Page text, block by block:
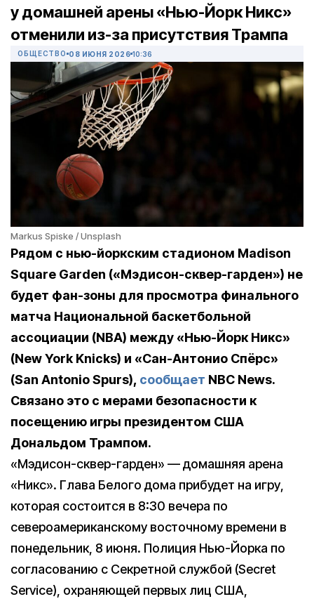
у домашней арены «Нью-Йорк Никс»
отменили из-за присутствия Трампа
ОБЩЕСТВО 08 ИЮНЯ 2026 10:36
Markus Spiske / Unsplash
Рядом с нью-йоркским стадионом Madison
Square Garden («Мэдисон-сквер-гарден») не
будет фан-зоны для просмотра финального
матча Национальной баскетбольной
ассоциации (NBA) между «Нью-Йорк Никс»
(New York Knicks) и «Сан-Антонио Спёрс»
(San Antonio Spurs), сообщает NBC News.
Связано это с мерами безопасности к
посещению игры президентом США
Дональдом Трампом.
«Мэдисон-сквер-гарден» — домашняя арена
«Никс». Глава Белого дома прибудет на игру,
которая состоится в 8:30 вечера по
североамериканскому восточному времени в
понедельник, 8 июня. Полиция Нью-Йорка по
согласованию с Секретной службой (Secret
Service), охраняющей первых лиц США,